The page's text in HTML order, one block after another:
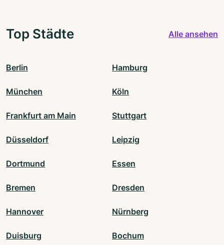
Top Städte Alle ansehen
Berlin Hamburg
München Köln
Frankfurt am Main Stuttgart
Düsseldorf Leipzig
Dortmund Essen
Bremen Dresden
Hannover Nürnberg
Duisburg Bochum